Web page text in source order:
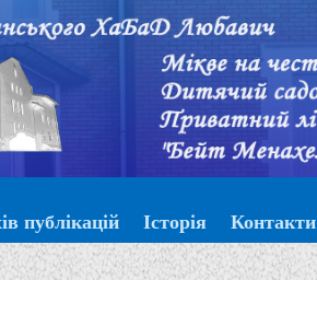
публікацій Історія Контакти